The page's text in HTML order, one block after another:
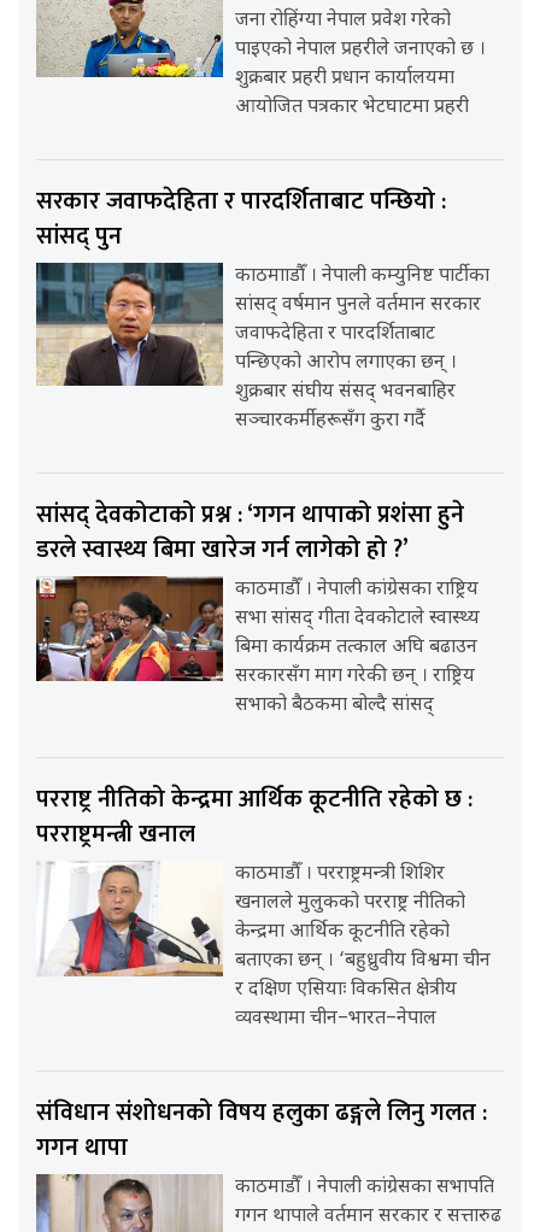
जना रोहिंग्या नेपाल प्रवेश गरेको
पाइएको नेपाल प्रहरीले जनाएको छ ।
शुक्रबार प्रहरी प्रधान कार्यालयमा
आयोजित पत्रकार भेटघाटमा प्रहरी
सरकार जवाफदेहिता र पारदर्शिताबाट पन्छियो :
सांसद् पुन
काठमााडौँ । नेपाली कम्युनिष्ट पार्टीका
सांसद् वर्षमान पुनले वर्तमान सरकार
जवाफदेहिता र पारदर्शिताबाट
पन्छिएको आरोप लगाएका छन् ।
शुक्रबार संघीय संसद् भवनबाहिर
सञ्चारकर्मीहरूसँग कुरा गर्दै
सांसद् देवकोटाको प्रश्न : ‘गगन थापाको प्रशंसा हुने
डरले स्वास्थ्य बिमा खारेज गर्न लागेको हो ?’
काठमाडौँ । नेपाली कांग्रेसका राष्ट्रिय
सभा सांसद् गीता देवकोटाले स्वास्थ्य
बिमा कार्यक्रम तत्काल अघि बढाउन
सरकारसँग माग गरेकी छन् । राष्ट्रिय
सभाको बैठकमा बोल्दै सांसद्
परराष्ट्र नीतिको केन्द्रमा आर्थिक कूटनीति रहेको छ :
परराष्ट्रमन्त्री खनाल
काठमाडौँ । परराष्ट्रमन्त्री शिशिर
खनालले मुलुकको परराष्ट्र नीतिको
केन्द्रमा आर्थिक कूटनीति रहेको
बताएका छन् । ‘बहुध्रुवीय विश्वमा चीन
र दक्षिण एसियाः विकसित क्षेत्रीय
व्यवस्थामा चीन–भारत–नेपाल
संविधान संशोधनको विषय हलुका ढङ्गले लिनु गलत :
गगन थापा
काठमाडौँ । नेपाली कांग्रेसका सभापति
गगन थापाले वर्तमान सरकार र सत्तारुढ